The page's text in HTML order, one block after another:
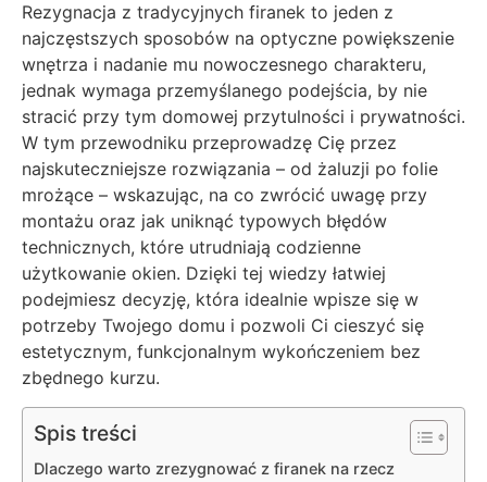
Rezygnacja z tradycyjnych firanek to jeden z
najczęstszych sposobów na optyczne powiększenie
wnętrza i nadanie mu nowoczesnego charakteru,
jednak wymaga przemyślanego podejścia, by nie
stracić przy tym domowej przytulności i prywatności.
W tym przewodniku przeprowadzę Cię przez
najskuteczniejsze rozwiązania – od żaluzji po folie
mrożące – wskazując, na co zwrócić uwagę przy
montażu oraz jak uniknąć typowych błędów
technicznych, które utrudniają codzienne
użytkowanie okien. Dzięki tej wiedzy łatwiej
podejmiesz decyzję, która idealnie wpisze się w
potrzeby Twojego domu i pozwoli Ci cieszyć się
estetycznym, funkcjonalnym wykończeniem bez
zbędnego kurzu.
Spis treści
Dlaczego warto zrezygnować z firanek na rzecz